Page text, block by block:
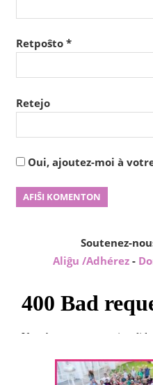
Retpoŝto *
Retejo
Oui, ajoutez-moi à
Soutenez-
Aliĝu /Adhérez -